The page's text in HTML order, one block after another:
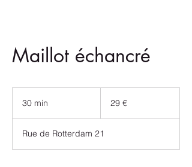
Maillot échancré
30 min
i
n
29 €
Rue de Rotterdam 21